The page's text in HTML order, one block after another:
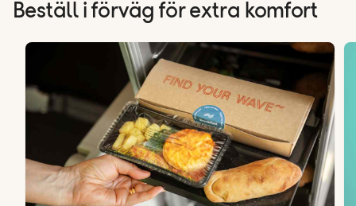
Beställ i förväg för extra komfort